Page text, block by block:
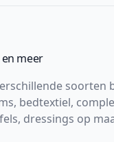
meer
soorten
bedtextiel,
dressings op